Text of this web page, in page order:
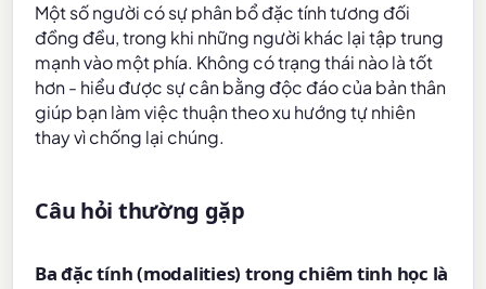
Một số người có sự phân bổ đặc tính tương đối
đồng đều, trong khi những người khác lại tập trung
mạnh vào một phía. Không có trạng thái nào là tốt
hơn - hiểu được sự cân bằng độc đáo của bản thân
giúp bạn làm việc thuận theo xu hướng tự nhiên
thay vì chống lại chúng.
Câu hỏi thường gặp
Ba đặc tính (modalities) trong chiêm tinh học là